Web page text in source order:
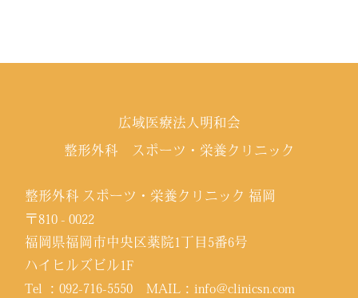
広域医療法人明和会
整形外科 スポーツ・栄養クリニック
整形外科 スポーツ・栄養クリニック 福岡
〒810 - 0022
福岡県福岡市中央区薬院1丁目5番6号
ハイヒルズビル1F
Tel ：092-716-5550 MAIL：info@clinicsn.com